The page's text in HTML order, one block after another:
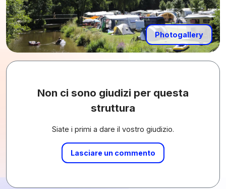
Photogallery
Non ci sono giudizi per questa
struttura
Siate i primi a dare il vostro giudizio.
Lasciare un commento